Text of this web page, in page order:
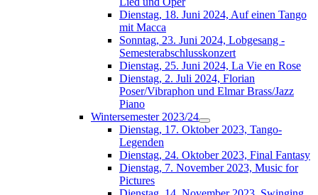
Dienstag, 18. Juni 2024, Auf einen Tango
mit Macca
Sonntag, 23. Juni 2024, Lobgesang -
Semesterabschlusskonzert
Dienstag, 25. Juni 2024, La Vie en Rose
Dienstag, 2. Juli 2024, Florian
Poser/Vibraphon und Elmar Brass/Jazz
Piano
Wintersemester 2023/24
Dienstag, 17. Oktober 2023, Tango-
Legenden
Dienstag, 24. Oktober 2023, Final Fantasy
Dienstag, 7. November 2023, Music for
Pictures